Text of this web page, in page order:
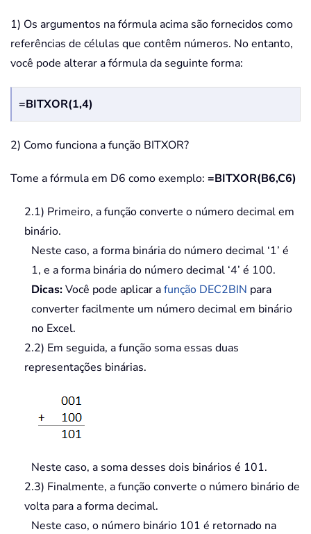
1) Os argumentos na fórmula acima são fornecidos como
referências de células que contêm números. No entanto,
você pode alterar a fórmula da seguinte forma:
=BITXOR(1,4)
2) Como funciona a função BITXOR?
Tome a fórmula em D6 como exemplo: =BITXOR(B6,C6)
2.1) Primeiro, a função converte o número decimal em
binário.
Neste caso, a forma binária do número decimal ‘1’ é
1, e a forma binária do número decimal ‘4’ é 100.
Dicas:Você pode aplicar afunção DEC2BIN para
converter facilmente um número decimal em binário
no Excel.
2.2) Em seguida, a função soma essas duas
representações binárias.
Neste caso, a soma desses dois binários é 101.
2.3) Finalmente, a função converte o número binário de
volta para a forma decimal.
Neste caso, o número binário 101 é retornado na